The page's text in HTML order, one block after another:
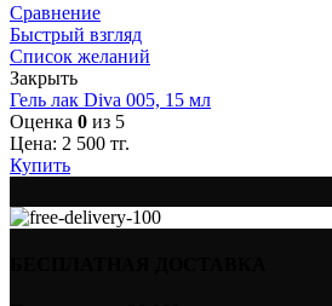
Сравнение
Быстрый взгляд
Список желаний
Закрыть
Гель лак Diva 005, 15 мл
Оценка 0 из 5
Цена: 2 500 тг.
Купить